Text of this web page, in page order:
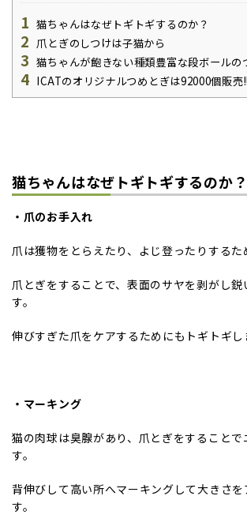
1 猫ちゃんはなぜトギトギするのか？
2 爪とぎのしつけは子猫から
3 猫ちゃんが飽きない種類豊富な段ボールの
4 ICATのオリジナルつめとぎは92000個販売!!
猫ちゃんはなぜトギトギするのか？
・爪のお手入れ
爪は獲物をとらえたり、よじ登ったりするた
爪とぎをすることで、表面のサヤを剥がし鋭
す。
伸びすぎた爪をケアするためにもトギトギし
・マーキング
猫の肉球は臭腺があり、爪とぎをすることで
す。
背伸びして高い所へマーキングして大きさ
す。